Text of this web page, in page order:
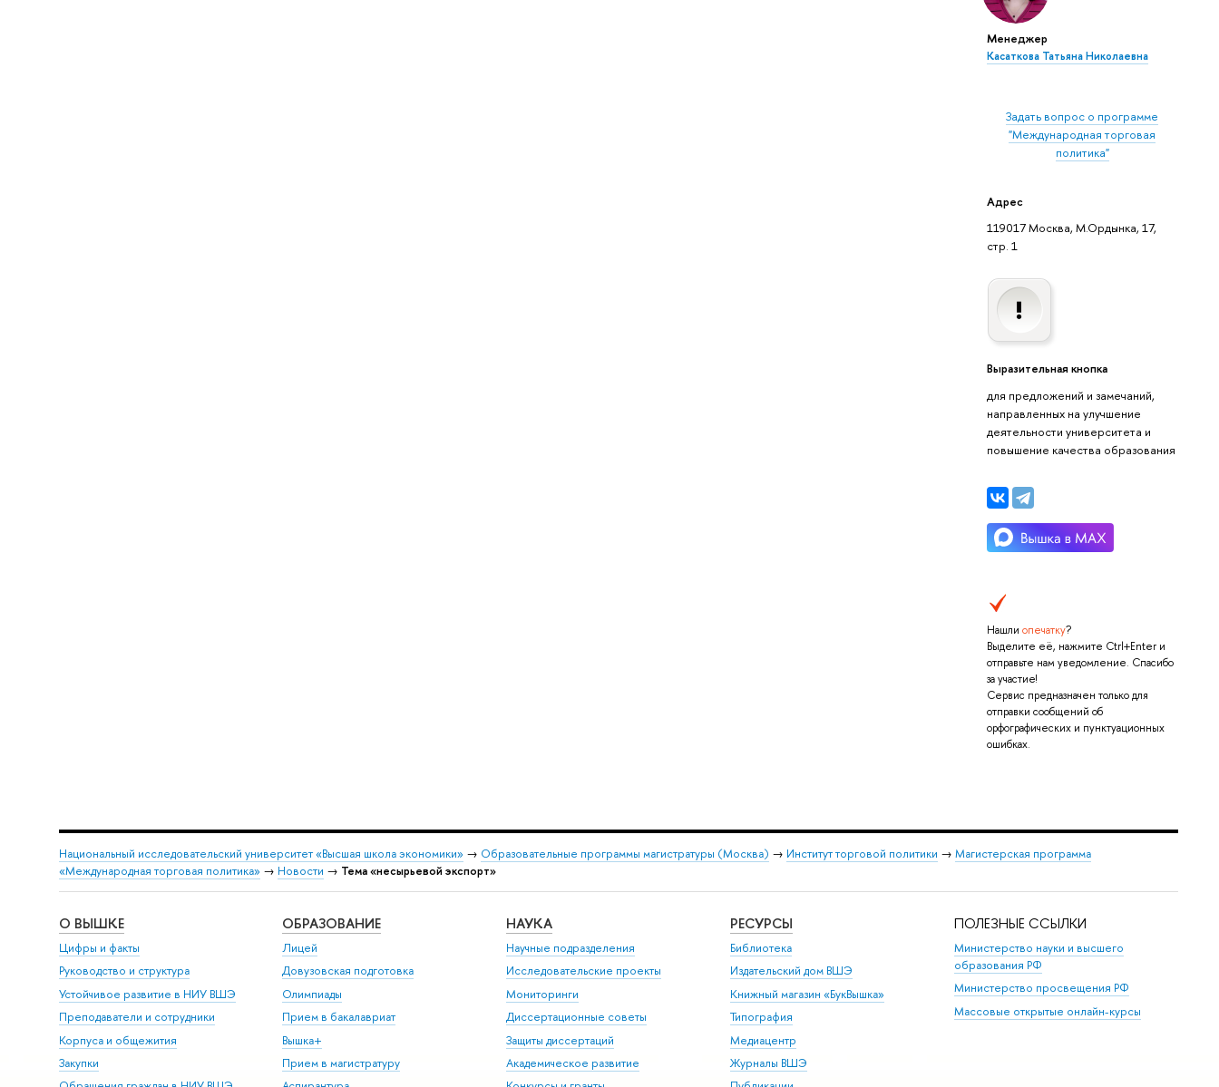
Менеджер
Касаткова Татьяна Николаевна
Задать вопрос о программе
"Международная торговая
политика"
Адрес
119017 Москва, М.Ордынка, 17,
стр. 1
Выразительная кнопка
для предложений и замечаний,
направленных на улучшение
деятельности университета и
повышение качества образования
Нашли опечатку?
Выделите её, нажмите Ctrl+Enter и
отправьте нам уведомление. Спасибо
за участие!
Сервис предназначен только для
отправки сообщений об
орфографических и пунктуационных
ошибках.
Национальный исследовательский университет «Высшая школа экономики» → Образовательные программы магистратуры (Москва) → Институт торговой политики → Магистерская программа
«Международная торговая политика» → Новости → Тема «несырьевой экспорт»
О ВЫШКЕ
Цифры и факты
Руководство и структура
Устойчивое развитие в НИУ ВШЭ
Преподаватели и сотрудники
Корпуса и общежития
Закупки
ОБРАЗОВАНИЕ
Лицей
Довузовская подготовка
Олимпиады
Прием в бакалавриат
Вышка+
Прием в магистратуру
НАУКА
Научные подразделения
Исследовательские проекты
Мониторинги
Диссертационные советы
Защиты диссертаций
Академическое развитие
РЕСУРСЫ
Библиотека
Издательский дом ВШЭ
Книжный магазин «БукВышка»
Типография
Медиацентр
Журналы ВШЭ
ПОЛЕЗНЫЕ ССЫЛКИ
Министерство науки и высшего
образования РФ
Министерство просвещения РФ
Массовые открытые онлайн-курсы